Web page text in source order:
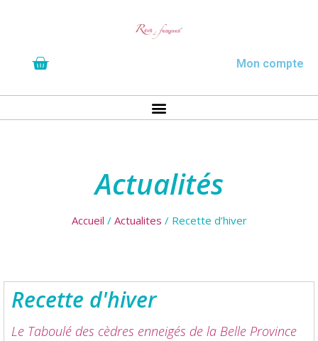
Mon compte
Actualités
Accueil / Actualites / Recette d’hiver
Recette d'hiver
Le Taboulé des cèdres enneigés de la Belle Province